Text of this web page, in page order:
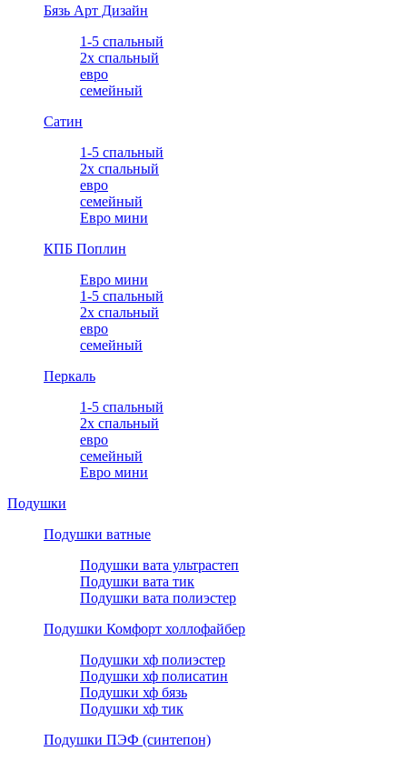
Бязь Арт Дизайн
1-5 спальный
2х спальный
евро
семейный
Сатин
1-5 спальный
2х спальный
евро
семейный
Евро мини
КПБ Поплин
Евро мини
1-5 спальный
2х спальный
евро
семейный
Перкаль
1-5 спальный
2х спальный
евро
семейный
Евро мини
Подушки
Подушки ватные
Подушки вата ультрастеп
Подушки вата тик
Подушки вата полиэстер
Подушки Комфорт холлофайбер
Подушки хф полиэстер
Подушки хф полисатин
Подушки хф бязь
Подушки хф тик
Подушки ПЭФ (синтепон)